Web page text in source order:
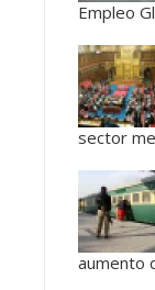
Empleo
sector
aumento